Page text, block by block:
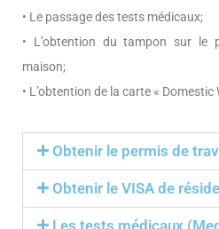
• Le passage des tests médicaux;
• L’obtention du tampon sur le
maison;
• L’obtention de la carte « Domestic
Obtenir le permis de
Obtenir le VISA de